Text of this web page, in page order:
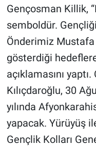
Gençosman Killik,
semboldür.
Önderimiz
gösterdiği
açıklamasını
Kılıçdaroğlu, 30
yılında
yapacak. Yürüyüş
Gençlik Kolları
İlan
Kimdir
Koronavirüs
Kültür Sanat
Ne demişti
Nedir